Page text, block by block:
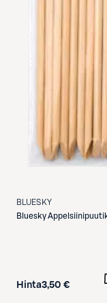
BLUESKY
Bluesky
Hinta3,50 €